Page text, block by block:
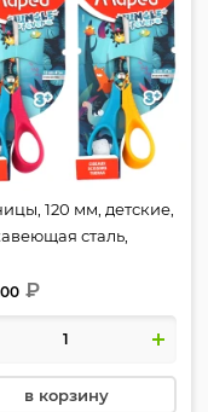
120 мм, детские,
сталь,
Kidipulse,
472000
00 ₽
в корзину